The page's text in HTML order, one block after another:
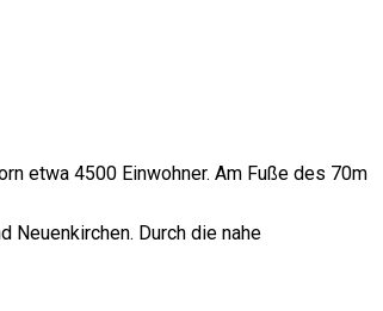
etwa 4500 Einwohner. Am Fuße des 70m
Neuenkirchen. Durch die nahe